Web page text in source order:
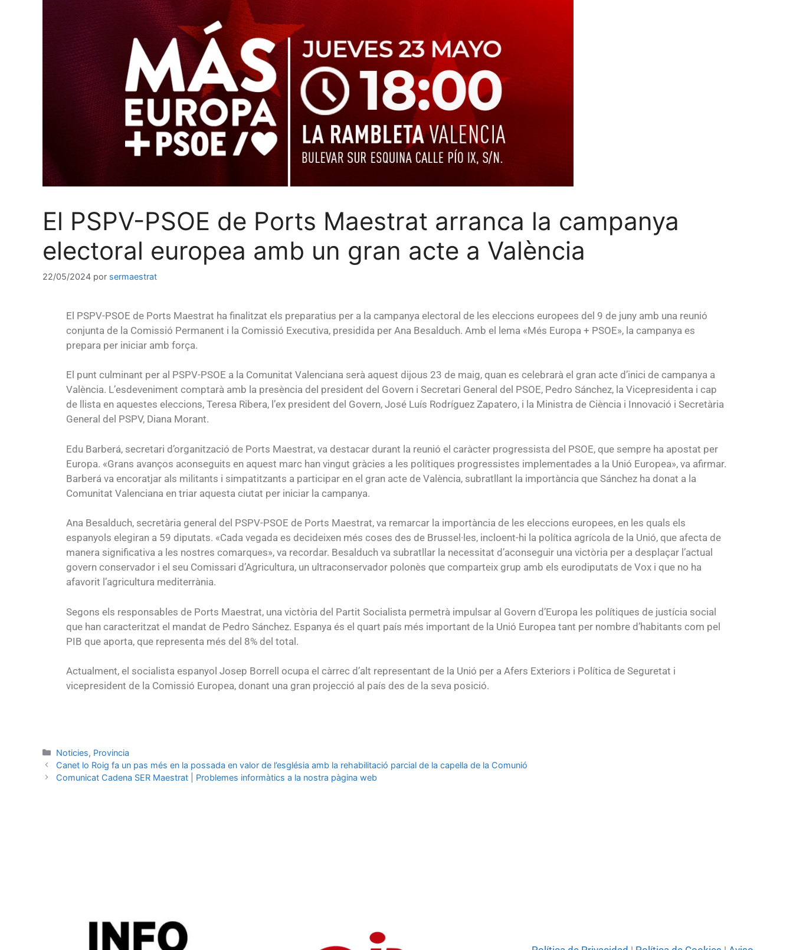
El PSPV-PSOE de Ports Maestrat arranca la campanya
electoral europea amb un gran acte a València
22/05/2024 por sermaestrat
El PSPV-PSOE de Ports Maestrat ha finalitzat els preparatius per a la campanya electoral de les eleccions europees del 9 de juny amb una reunió
conjunta de la Comissió Permanent i la Comissió Executiva, presidida per Ana Besalduch. Amb el lema «Més Europa + PSOE», la campanya es
prepara per iniciar amb força.
El punt culminant per al PSPV-PSOE a la Comunitat Valenciana serà aquest dijous 23 de maig, quan es celebrarà el gran acte d’inici de campanya a
València. L’esdeveniment comptarà amb la presència del president del Govern i Secretari General del PSOE, Pedro Sánchez, la Vicepresidenta i cap
de llista en aquestes eleccions, Teresa Ribera, l’ex president del Govern, José Luís Rodríguez Zapatero, i la Ministra de Ciència i Innovació i Secretària
General del PSPV, Diana Morant.
Edu Barberá, secretari d’organització de Ports Maestrat, va destacar durant la reunió el caràcter progressista del PSOE, que sempre ha apostat per
Europa. «Grans avanços aconseguits en aquest marc han vingut gràcies a les polítiques progressistes implementades a la Unió Europea», va afirmar.
Barberá va encoratjar als militants i simpatitzants a participar en el gran acte de València, subratllant la importància que Sánchez ha donat a la
Comunitat Valenciana en triar aquesta ciutat per iniciar la campanya.
Ana Besalduch, secretària general del PSPV-PSOE de Ports Maestrat, va remarcar la importància de les eleccions europees, en les quals els
espanyols elegiran a 59 diputats. «Cada vegada es decideixen més coses des de Brussel·les, incloent-hi la política agrícola de la Unió, que afecta de
manera significativa a les nostres comarques», va recordar. Besalduch va subratllar la necessitat d’aconseguir una victòria per a desplaçar l’actual
govern conservador i el seu Comissari d’Agricultura, un ultraconservador polonès que comparteix grup amb els eurodiputats de Vox i que no ha
afavorit l’agricultura mediterrània.
Segons els responsables de Ports Maestrat, una victòria del Partit Socialista permetrà impulsar al Govern d’Europa les polítiques de justícia social
que han caracteritzat el mandat de Pedro Sánchez. Espanya és el quart país més important de la Unió Europea tant per nombre d’habitants com pel
PIB que aporta, que representa més del 8% del total.
Actualment, el socialista espanyol Josep Borrell ocupa el càrrec d’alt representant de la Unió per a Afers Exteriors i Política de Seguretat i
vicepresident de la Comissió Europea, donant una gran projecció al país des de la seva posició.
Noticies, Provincia
Canet lo Roig fa un pas més en la possada en valor de l’església amb la rehabilitació parcial de la capella de la Comunió
Comunicat Cadena SER Maestrat | Problemes informàtics a la nostra pàgina web